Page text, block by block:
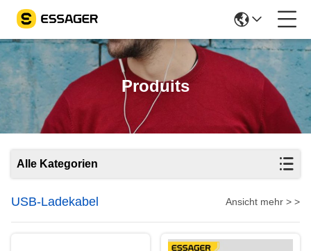
Produits
Alle Kategorien
USB-Ladekabel Ansicht mehr > >